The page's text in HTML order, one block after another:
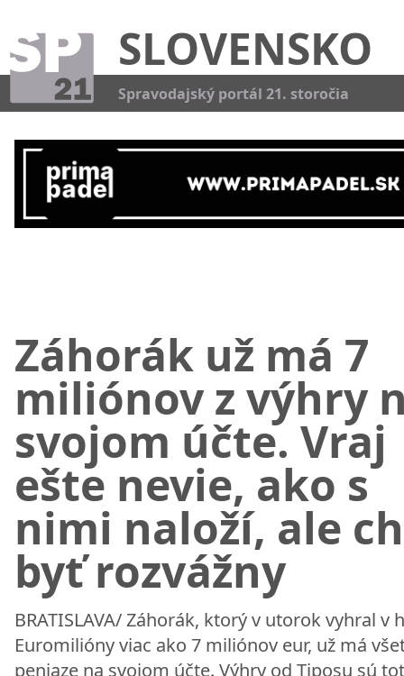
SLOVENSKO
Spravodajský portál 21. storočia
Záhorák už má 7
miliónov z výhry
svojom účte. Vraj
ešte nevie, ako s
nimi naloží, ale
byť rozvážny
BRATISLAVA/ Záhorák, ktorý v utorok vyhral v
Euromilióny viac ako 7 miliónov eur, už má
peniaze na svojom účte. Výhry od Tiposu sú